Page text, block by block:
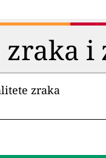
i
zraka